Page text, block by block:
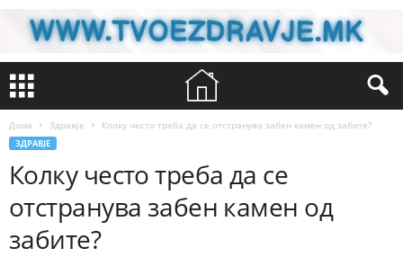
Дома Здравје Колку често треба да се отстранува забен камен од забите?
ЗДРАВЈЕ
Колку често треба да се
отстранува забен камен од
забите?